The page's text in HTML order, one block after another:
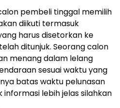
pembeli tinggal memilih
diikuti termasuk
harus disetorkan ke
ditunjuk. Seorang calon
menang dalam lelang
sesuai waktu yang
batas waktu pelunasan
informasi lebih jelas silahkan